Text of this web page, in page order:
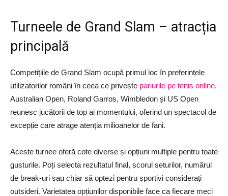
Turneele de Grand Slam – atracția
principală
Competițiile de Grand Slam ocupă primul loc în preferințele
utilizatorilor români în ceea ce privește pariurile pe tenis online.
Australian Open, Roland Garros, Wimbledon și US Open
reunesc jucătorii de top ai momentului, oferind un spectacol de
excepție care atrage atenția milioanelor de fani.
Aceste turnee oferă cote diverse și opțiuni multiple pentru toate
gusturile. Poți selecta rezultatul final, scorul seturilor, numărul
de break-uri sau chiar să optezi pentru sportivi considerați
outsideri. Varietatea opțiunilor disponibile face ca fiecare meci